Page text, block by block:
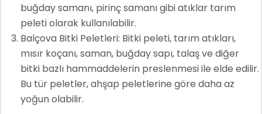
buğday samanı, pirinç samanı gibi atıklar tarım
peleti olarak kullanılabilir.
Balçova Bitki Peletleri: Bitki peleti, tarım atıkları,
mısır koçanı, saman, buğday sapı, talaş ve diğer
bitki bazlı hammaddelerin preslenmesi ile elde edilir.
Bu tür peletler, ahşap peletlerine göre daha az
yoğun olabilir.